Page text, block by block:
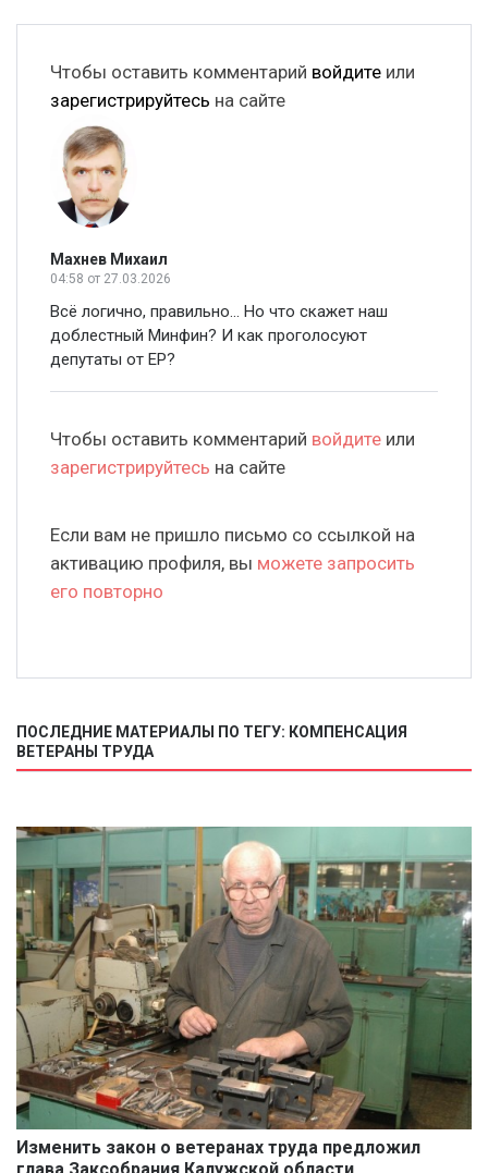
Чтобы оставить комментарий войдите или
зарегистрируйтесь на сайте
Махнев Михаил
04:58 от 27.03.2026
Всё логично, правильно... Но что скажет наш
доблестный Минфин? И как проголосуют
депутаты от ЕР?
Чтобы оставить комментарий войдите или
зарегистрируйтесь на сайте
Если вам не пришло письмо со ссылкой на
активацию профиля, вы можете запросить
его повторно
ПОСЛЕДНИЕ МАТЕРИАЛЫ ПО ТЕГУ: КОМПЕНСАЦИЯ
ВЕТЕРАНЫ ТРУДА
Изменить закон о ветеранах труда предложил